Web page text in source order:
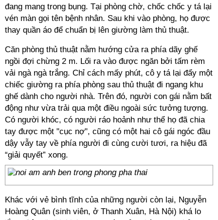
đang mang trong bụng. Tại phòng chờ, chốc chốc y tá lại
vén màn gọi tên bệnh nhân. Sau khi vào phòng, họ được
thay quần áo để chuẩn bị lên giường làm thủ thuật.
Căn phòng thủ thuật nằm hướng cửa ra phía dãy ghế
ngồi đợi chừng 2 m. Lối ra vào được ngăn bởi tấm rèm
vải ngà ngà trắng. Chỉ cách mấy phút, cô y tá lại đẩy một
chiếc giường ra phía phòng sau thủ thuật đi ngang khu
ghế dành cho người nhà. Trên đó, người con gái nằm bất
động như vừa trải qua một điều ngoài sức tưởng tượng.
Có người khóc, có người ráo hoảnh như thể họ đã chia
tay được một "cục nợ", cũng có một hai cô gái ngóc đầu
dậy vẫy tay về phía người đi cùng cười tươi, ra hiệu đã
“giải quyết” xong.
Khác với vẻ bình tĩnh của những người còn lại, Nguyễn
Hoàng Quân (sinh viên, ở Thanh Xuân, Hà Nội) khá lo